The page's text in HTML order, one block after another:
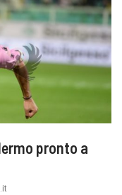
pronto a